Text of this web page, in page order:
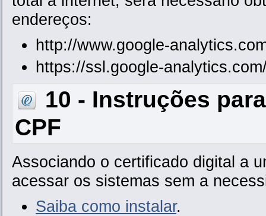
endereços:
http://www.google-
https://ssl.google-
10 - Instruções
CPF
Associando o certificado digital a
acessar os sistemas sem a
Saiba como instalar.